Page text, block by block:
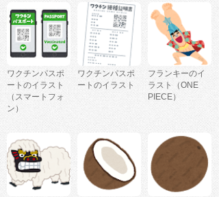
ワクチンパスポ
ートのイラスト
（スマートフォ
ン）
ワクチンパスポ
ートのイラスト
フランキーのイ
ラスト（ONE
PIECE）